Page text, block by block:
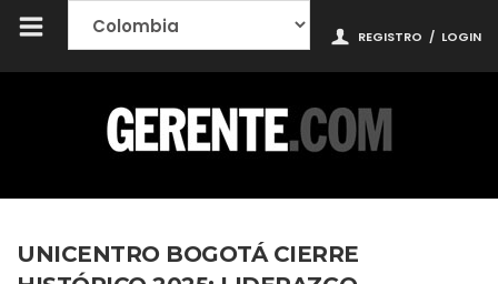
REGISTRO / LOGIN
UNICENTRO BOGOTÁ CIERRE